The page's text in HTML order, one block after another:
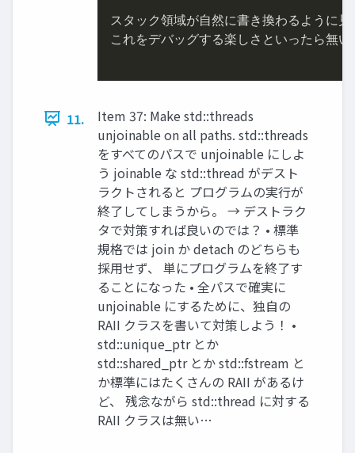
スタック領域が自然に書き換わるように見
これをデバッグする楽しさといったら無い
11.
Item 37: Make std::threads
unjoinable on all paths. std::threads
をすべてのパスで unjoinable にしよ
う joinable な std::thread がデスト
ラクトされると プログラムの実行が
終了してしまうから。 → デストラク
タで対策すれば良いのでは？ • 標準
規格では join か detach のどちらも
採用せず、 単にプログラムを終了す
ることになった • 全パスで確実に
unjoinable にするために、独自の
RAII クラスを書いて対策しよう！ •
std::unique_ptr とか
std::shared_ptr とか std::fstream と
か標準にはたくさんの RAII があるけ
ど、 残念ながら std::thread に対する
RAII クラスは無い…